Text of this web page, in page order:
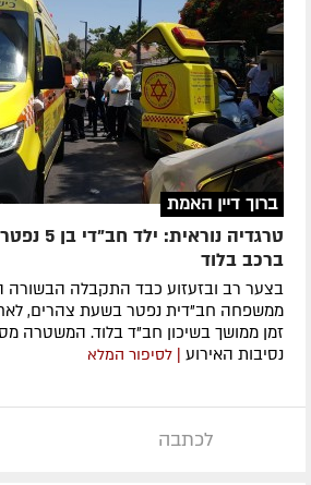
ברוך דיין האמת
טרגדיה
ברכב בלוד
ממשפחה חב"דית נפטר בשעת צהרים,
זמן ממושך בשיכון חב"ד בלוד. המשטרה
נסיבות האירוע | לסיפור המלא
לכתבה